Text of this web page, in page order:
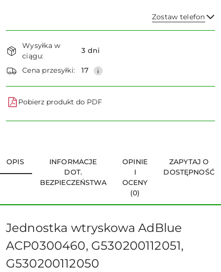
Zostaw telefon
Dostępność
i
dostawa
Wysyłka w
ciągu:
3 dni
Cena przesyłki: 17
Pobierz produkt do PDF
OPIS
INFORMACJE
DOT.
BEZPIECZEŃSTWA
OPINIE
I
OCENY
(0)
ZAPYTAJ O
DOSTĘPNOŚĆ
Jednostka wtryskowa AdBlue
ACP0300460, G530200112051,
G530200112050